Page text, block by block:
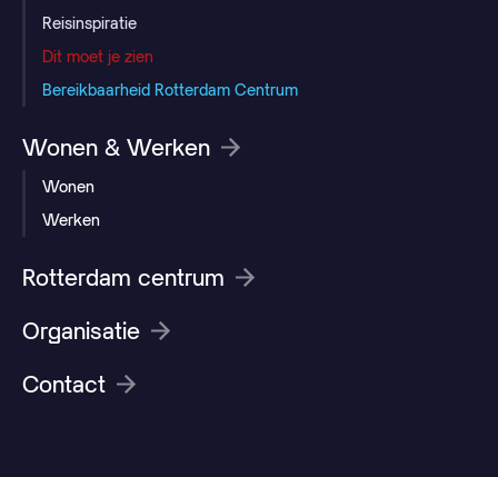
Reisinspiratie
Dit moet je zien
Bereikbaarheid Rotterdam Centrum
Wonen & Werken
Wonen
Werken
Rotterdam centrum
Organisatie
Contact